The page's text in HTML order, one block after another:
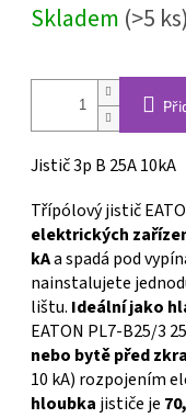
cena:
Skladem (>5 ks)
Jistič 3p B 25A 10kA
Třípólový jistič
elektrických
kAa spadá pod
nainstalujete
lištu. Ideální jako
EATON PL7-B25/3
nebo bytě před
10 kA) rozpojením
hloubkajističe je